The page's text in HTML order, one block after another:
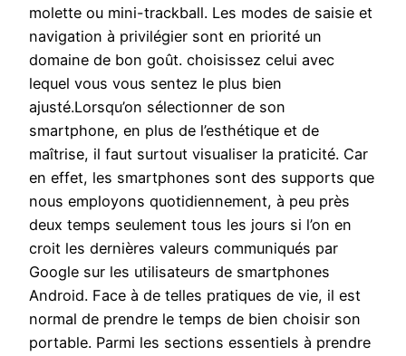
molette ou mini-trackball. Les modes de saisie et
navigation à privilégier sont en priorité un
domaine de bon goût. choisissez celui avec
lequel vous vous sentez le plus bien
ajusté.Lorsqu’on sélectionner de son
smartphone, en plus de l’esthétique et de
maîtrise, il faut surtout visualiser la praticité. Car
en effet, les smartphones sont des supports que
nous employons quotidiennement, à peu près
deux temps seulement tous les jours si l’on en
croit les dernières valeurs communiqués par
Google sur les utilisateurs de smartphones
Android. Face à de telles pratiques de vie, il est
normal de prendre le temps de bien choisir son
portable. Parmi les sections essentiels à prendre